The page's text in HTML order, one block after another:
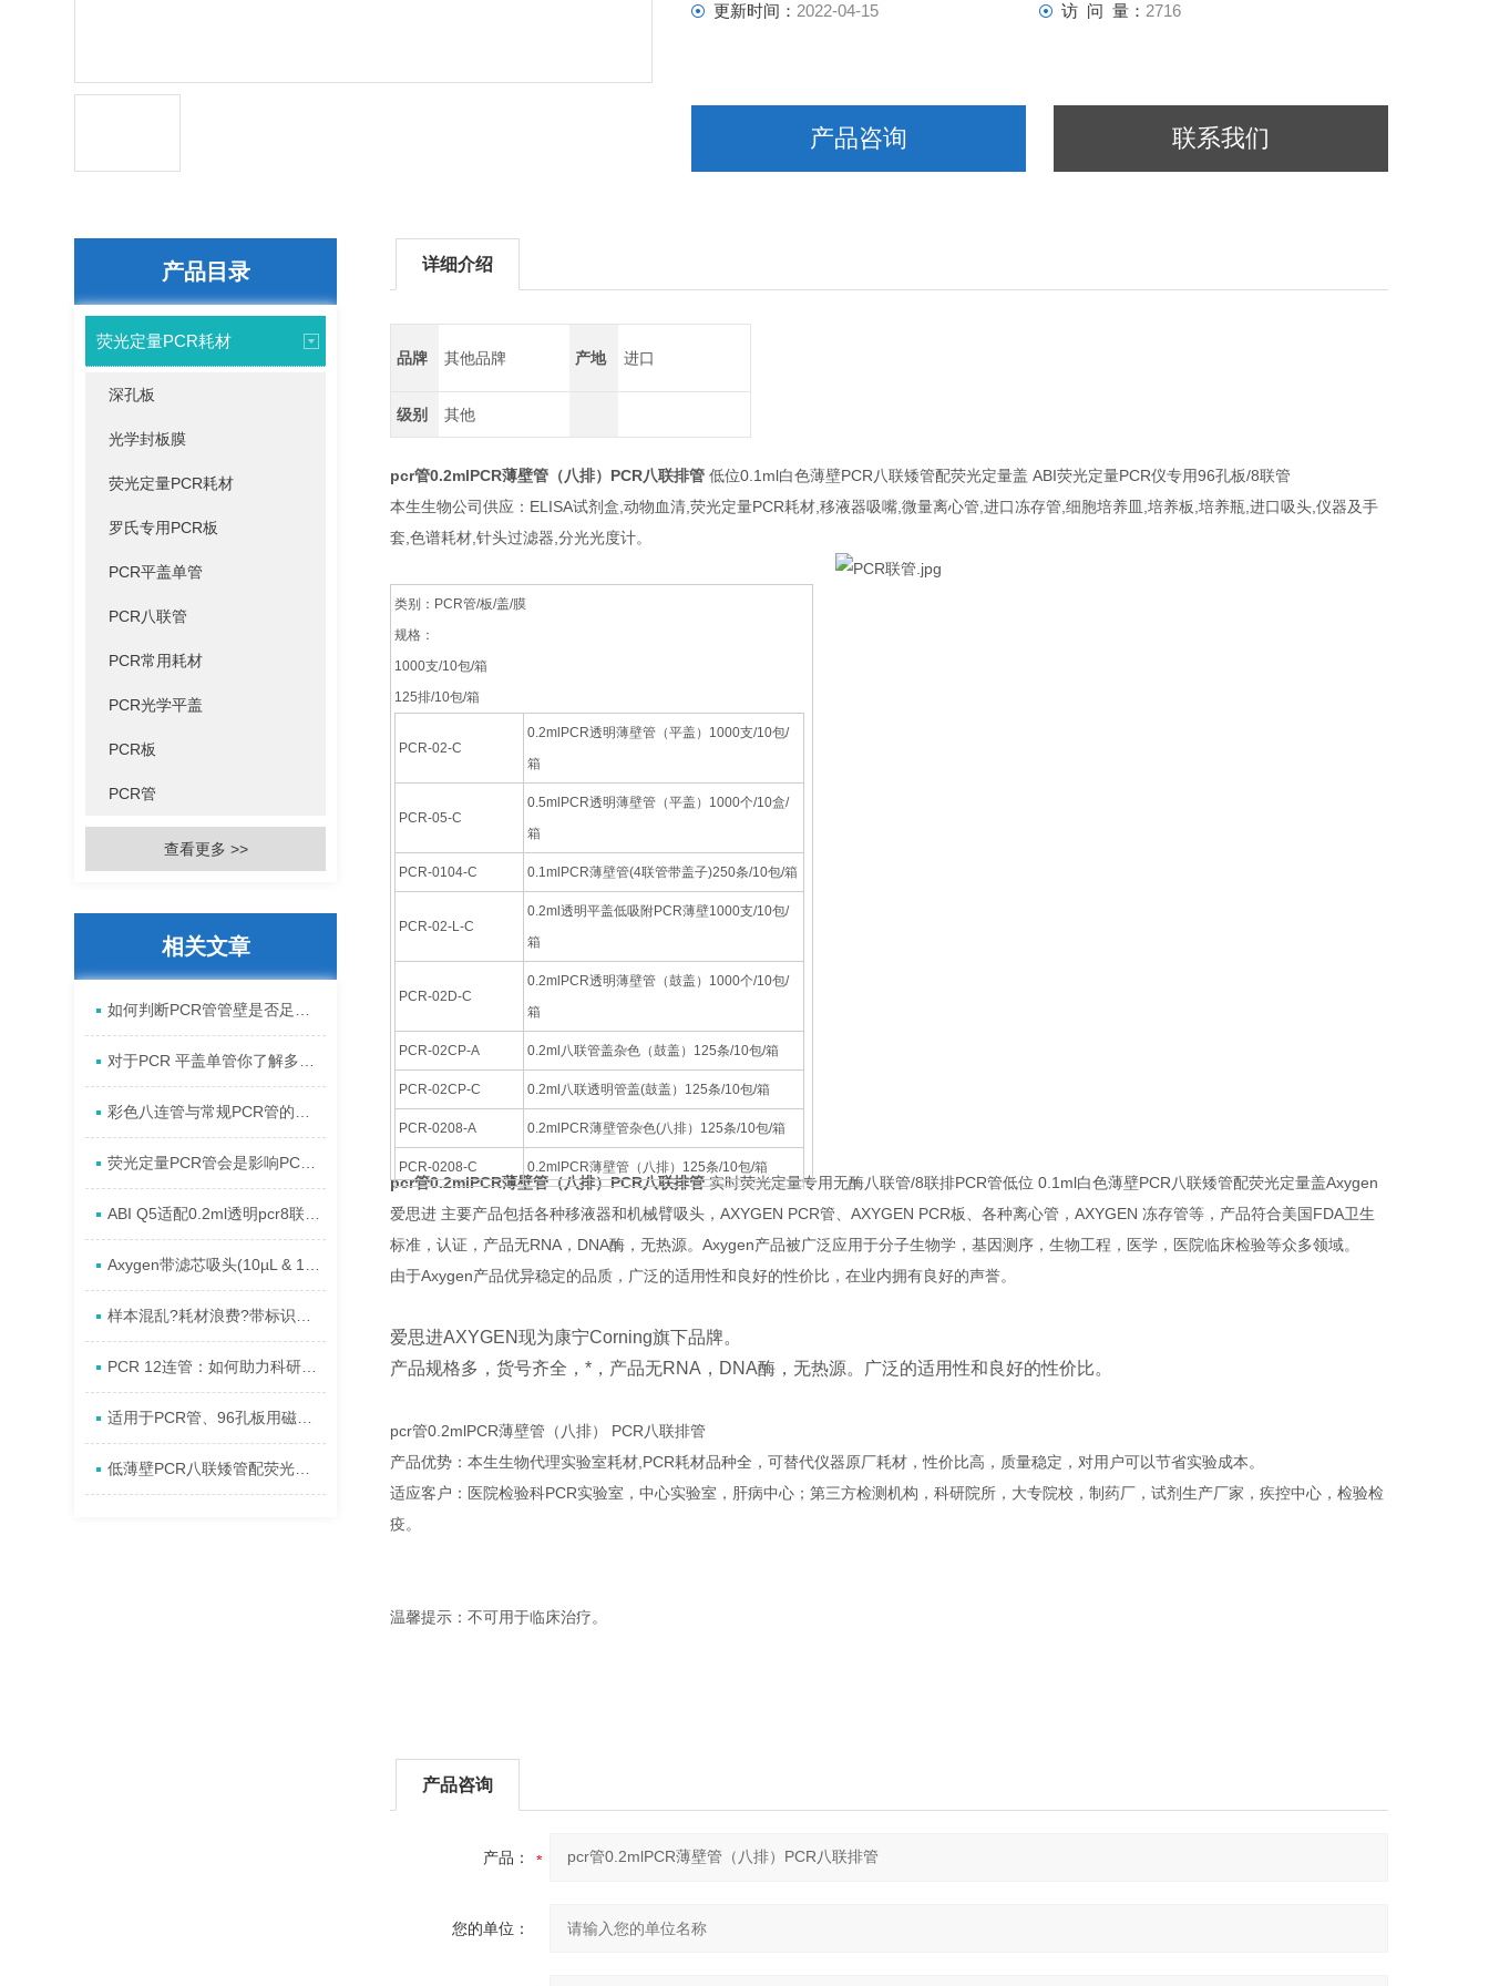
更新时间： 2022-04-15 访 问 量： 2716
产品咨询 联系我们
产品目录
荧光定量PCR耗材
深孔板
光学封板膜
荧光定量PCR耗材
罗氏专用PCR板
PCR平盖单管
PCR八联管
PCR常用耗材
PCR光学平盖
PCR板
PCR管
查看更多 >>
相关文章
详细介绍
品牌 其他品牌 产地 进口
级别 其他
pcr管0.2mlPCR薄壁管（八排）PCR八联排管低位0.1ml白色薄壁PCR八联矮管配荧光定量盖 ABI荧光定量PCR仪专用96孔板/8联管
本生生物公司供应：ELISA试剂盒,动物血清,荧光定量PCR耗材,移液器吸嘴,微量离心管,进口冻存管,细胞培养皿,培养板,培养瓶,进口吸头,仪器及手
套,色谱耗材,针头过滤器,分光光度计。
类别：PCR管/板/盖/膜
规格：
1000支/10包/箱
125排/10包/箱
PCR-02-C
0.2mlPCR透明薄壁管（平盖）1000支/10包/
箱
PCR-05-C
0.5mlPCR透明薄壁管（平盖）1000个/10盒/
箱
PCR-0104-C 0.1mlPCR薄壁管(4联管带盖子)250条/10包/箱
PCR-02-L-C
0.2ml透明平盖低吸附PCR薄壁1000支/10包/
箱
PCR-02D-C
0.2mlPCR透明薄壁管（鼓盖）1000个/10包/
箱
PCR-02CP-A 0.2ml八联管盖杂色（鼓盖）125条/10包/箱
PCR-02CP-C 0.2ml八联透明管盖(鼓盖）125条/10包/箱
PCR-0208-A 0.2mlPCR薄壁管杂色(八排）125条/10包/箱
PCR-0208-C 0.2mlPCR薄壁管（八排）125条/10包/箱
PCR-2CP-RT-C 0.2mlPCR薄八联壁管(平盖)125排/10包/箱
PCR-02-FCP-C 0.2 ml axygen 八联管平盖 125条/10包/箱
PCR-0208-CP-C 0.2mlPCR八排管和透明管盖125条/10包/箱
PCR-0108-LP-RT-C
低位0.1ml透明薄壁PCR八联矮管配荧光定量
PCR-0108-LP-RT-
W
低位0.1ml白色薄壁PCR八联矮管配荧光定量
盖
pcr管0.2mlPCR薄壁管（八排）PCR八联排管实时荧光定量专用无酶八联管/8联排PCR管低位 0.1ml白色薄壁PCR八联矮管配荧光定量盖Axygen
爱思进 主要产品包括各种移液器和机械臂吸头，AXYGEN PCR管、AXYGEN PCR板、各种离心管，AXYGEN 冻存管等，产品符合美国FDA卫生
标准，认证，产品无RNA，DNA酶，无热源。Axygen产品被广泛应用于分子生物学，基因测序，生物工程，医学，医院临床检验等众多领域。
由于Axygen产品优异稳定的品质，广泛的适用性和良好的性价比，在业内拥有良好的声誉。
爱思进AXYGEN现为康宁Corning旗下品牌。
产品规格多，货号齐全，*，产品无RNA，DNA酶，无热源。广泛的适用性和良好的性价比。
pcr管0.2mlPCR薄壁管（八排） PCR八联排管
产品优势：本生生物代理实验室耗材,PCR耗材品种全，可替代仪器原厂耗材，性价比高，质量稳定，对用户可以节省实验成本。
适应客户：医院检验科PCR实验室，中心实验室，肝病中心；第三方检测机构，科研院所，大专院校，制药厂，试剂生产厂家，疾控中心，检验检
疫。
温馨提示：不可用于临床治疗。
产品咨询
产品：
您的单位：